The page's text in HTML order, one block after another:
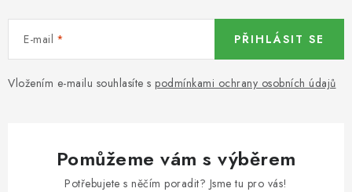
OŘECHY NATURAL / MANDLE
OŘECHY NATURAL / KEŠU OŘECHY / KEŠU OŘECHY
CELÉ NATURAL
E-mail
Vložením e-mailu souhlasíte s podmínkami ochrany osobních údajů
PŘIHLÁSIT SE
Pomůžeme vám s výběrem
Potřebujete s něčím poradit? Jsme tu pro vás!